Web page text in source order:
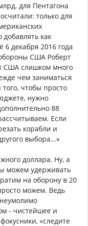
для Пентагона
только для
как
декабря 2016 года
США Роберт
США слишком много
чем заниматься
чтобы просто
нужно
88
Если
корабли и
выбора...»
доллара. Ну, а
можем удерживать
на оборону в 20
можем. Ведь
- чистейшее и
«следите